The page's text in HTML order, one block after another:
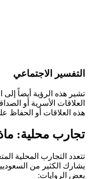
التفسير الاجتماعي
تشير هذه الرؤية أيضاً إلى
العلاقات الأسرية أو
هذه العلاقات أو الحفاظ
تجارب محلية:
تتعدد التجارب المحلية
يشارك الكثير من
بعض الروايات: